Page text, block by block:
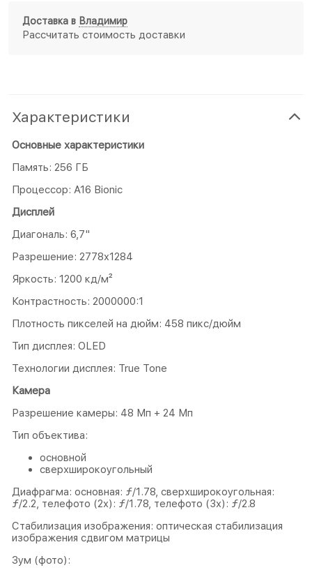
Доставка в Владимир
Рассчитать стоимость доставки
Характеристики
Основные характеристики
Память: 256 ГБ
Процессор: A16 Bionic
Дисплей
Диагональ: 6,7"
Разрешение: 2778x1284
Яркость: 1200 кд/м²
Контрастность: 2000000:1
Плотность пикселей на дюйм: 458 пикс/дюйм
Тип дисплея: OLED
Технологии дисплея: True Tone
Камера
Разрешение камеры: 48 Мп + 24 Мп
Тип объектива:
основной
сверхширокоугольный
Диафрагма: основная: ƒ/1.78, сверхшироко­угольная:
ƒ/2.2, телефото (2x): ƒ/1.78, телефото (3x): ƒ/2.8
Стабилизация изображения: оптическая стабилизация
изображения сдвигом матрицы
Зум (фото):